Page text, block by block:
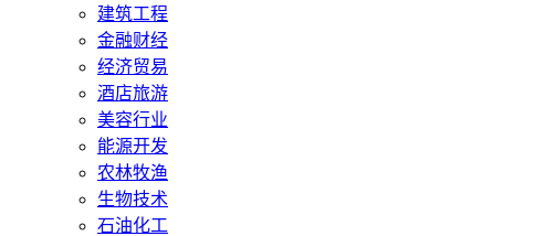
建筑工程
金融财经
经济贸易
酒店旅游
美容行业
能源开发
农林牧渔
生物技术
石油化工